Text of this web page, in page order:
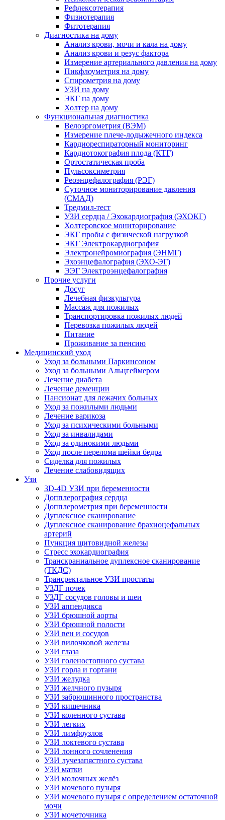
Рефлексотерапия
Физиотерапия
Фитотерапия
Диагностика на дому
Анализ крови, мочи и кала на дому
Анализ крови и резус фактора
Измерение артериального давления на дому
Пикфлоуметрия на дому
Спирометрия на дому
УЗИ на дому
ЭКГ на дому
Холтер на дому
Функциональная диагностика
Велоэргометрия (ВЭМ)
Измерение плече-лодыжечного индекса
Кардиореспираторный мониторинг
Кардиотокография плода (КТГ)
Ортостатическая проба
Пульсоксиметрия
Реоэнцефалография (РЭГ)
Суточное мониторирование давления
(СМАД)
Тредмил-тест
УЗИ сердца / Эхокардиография (ЭХОКГ)
Холтеровское мониторирование
ЭКГ пробы с физической нагрузкой
ЭКГ Электрокардиография
Электронейромиография (ЭНМГ)
Эхоэнцефалография (ЭХО-ЭГ)
ЭЭГ Электроэнцефалография
Прочие услуги
Досуг
Лечебная физкультура
Массаж для пожилых
Транспортировка пожилых людей
Перевозка пожилых людей
Питание
Проживание за пенсию
Медицинский уход
Уход за больными Паркинсоном
Уход за больными Альцгеймером
Лечение диабета
Лечение деменции
Пансионат для лежачих больных
Уход за пожилыми людьми
Лечение варикоза
Уход за психическими больными
Уход за инвалидами
Уход за одинокими людьми
Уход после перелома шейки бедра
Сиделка для пожилых
Лечение слабовидящих
Узи
3D-4D УЗИ при беременности
Допплерография сердца
Допплерометрия при беременности
Дуплексное сканирование
Дуплексное сканирование брахиоцефальных
артерий
Пункция щитовидной железы
Стресс эхокардиография
Транскраниальное дуплексное сканирование
(ТКДС)
Трансректальное УЗИ простаты
УЗДГ почек
УЗДГ сосудов головы и шеи
УЗИ аппендикса
УЗИ брюшной аорты
УЗИ брюшной полости
УЗИ вен и сосудов
УЗИ вилочковой железы
УЗИ глаза
УЗИ голеностопного сустава
УЗИ горла и гортани
УЗИ желудка
УЗИ желчного пузыря
УЗИ забрюшинного пространства
УЗИ кишечника
УЗИ коленного сустава
УЗИ легких
УЗИ лимфоузлов
УЗИ локтевого сустава
УЗИ лонного сочленения
УЗИ лучезапястного сустава
УЗИ матки
УЗИ молочных желёз
УЗИ мочевого пузыря
УЗИ мочевого пузыря с определением остаточной
мочи
УЗИ мочеточника